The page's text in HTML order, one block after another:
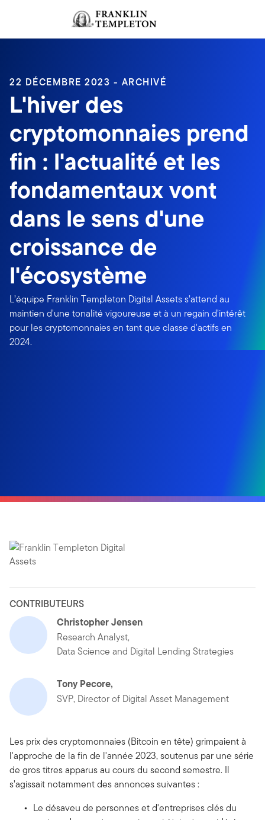
Header menu toggle
Ouverture de session
22 DÉCEMBRE 2023 - ARCHIVÉ
L'hiver des
cryptomonnaies prend
fin : l'actualité et les
fondamentaux vont
dans le sens d'une
croissance de
l'écosystème
L’équipe Franklin Templeton Digital Assets s’attend au
maintien d'une tonalité vigoureuse et à un regain d'intérêt
pour les cryptomonnaies en tant que classe d'actifs en
2024.
CONTRIBUTEURS
Christopher Jensen
Research Analyst,
Data Science and Digital Lending Strategies
Tony Pecore,
SVP, Director of Digital Asset Management
Les prix des cryptomonnaies (Bitcoin en tête) grimpaient à
l'approche de la fin de l'année 2023, soutenus par une série
de gros titres apparus au cours du second semestre. Il
s’agissait notamment des annonces suivantes :
Le désaveu de personnes et d'entreprises clés du